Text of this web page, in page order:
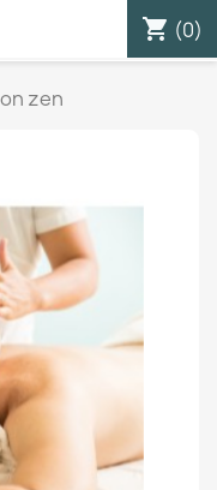
shopping_cart (0)
zen